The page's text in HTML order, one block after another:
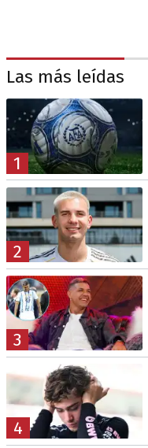
Las más leídas
1
2
3
4